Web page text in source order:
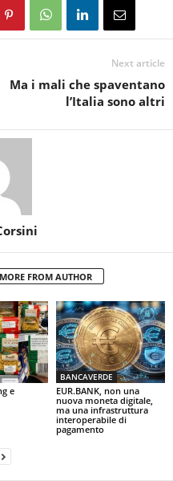
Next article
Ma i mali che spaventano
l’Italia sono altri
MORE FROM AUTHOR
e
BANCAVERDE
EUR.BANK, non una
nuova moneta digitale,
ma una infrastruttura
interoperabile di
pagamento